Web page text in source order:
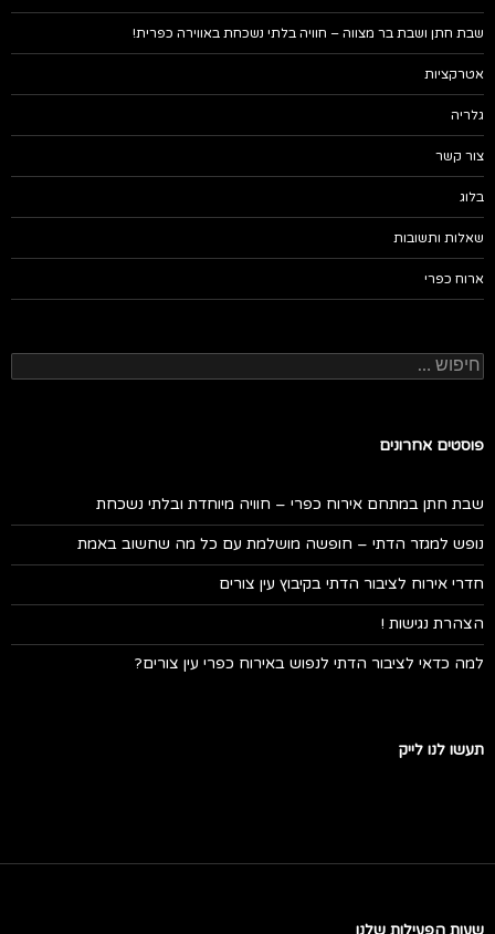
שבת חתן ושבת בר מצווה – חוויה בלתי נשכחת באווירה כפרית!
אטרקציות
גלריה
צור קשר
בלוג
שאלות ותשובות
ארוח כפרי
חיפוש:
פוסטים אחרונים
שבת חתן במתחם אירוח כפרי – חוויה מיוחדת ובלתי נשכחת
נופש למגזר הדתי – חופשה מושלמת עם כל מה שחשוב באמת
חדרי אירוח לציבור הדתי בקיבוץ עין צורים
הצהרת נגישות !
למה כדאי לציבור הדתי לנפוש באירוח כפרי עין צורים?
תעשו לנו לייק
שעות הפעילות שלנו